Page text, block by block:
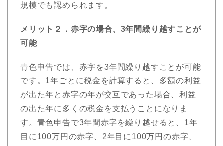
規模でも認められます。
メリット２．赤字の場合、3年間繰り越すことが
可能
青色申告では、赤字を3年間繰り越すことが可能
です。1年ごとに税金を計算すると、多額の利益
が出た年と赤字の年が交互であった場合、利益
の出た年に多くの税金を支払うことになりま
す。青色申告で3年間赤字を繰り越せると、1年
目に100万円の赤字、2年目に100万円の赤字、